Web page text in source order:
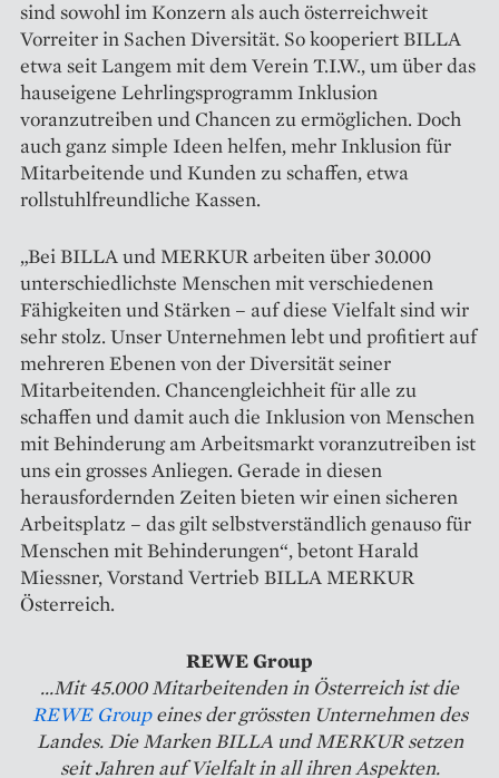
sind sowohl im Konzern als auch österreichweit
Vorreiter in Sachen Diversität. So kooperiert BILLA
etwa seit Langem mit dem Verein T.I.W., um über das
hauseigene Lehrlingsprogramm Inklusion
voranzutreiben und Chancen zu ermöglichen. Doch
auch ganz simple Ideen helfen, mehr Inklusion für
Mitarbeitende und Kunden zu schaffen, etwa
rollstuhlfreundliche Kassen.
„Bei BILLA und MERKUR arbeiten über 30.000
unterschiedlichste Menschen mit verschiedenen
Fähigkeiten und Stärken – auf diese Vielfalt sind wir
sehr stolz. Unser Unternehmen lebt und profitiert auf
mehreren Ebenen von der Diversität seiner
Mitarbeitenden. Chancengleichheit für alle zu
schaffen und damit auch die Inklusion von Menschen
mit Behinderung am Arbeitsmarkt voranzutreiben ist
uns ein grosses Anliegen. Gerade in diesen
herausfordernden Zeiten bieten wir einen sicheren
Arbeitsplatz – das gilt selbstverständlich genauso für
Menschen mit Behinderungen“, betont Harald
Miessner, Vorstand Vertrieb BILLA MERKUR
Österreich.
REWEGroup
...Mit 45.000 Mitarbeitenden in Österreich ist die
REWE Groupeines der grössten Unternehmen des
Landes. Die Marken BILLA und MERKUR setzen
seit Jahren auf Vielfalt in all ihren Aspekten.